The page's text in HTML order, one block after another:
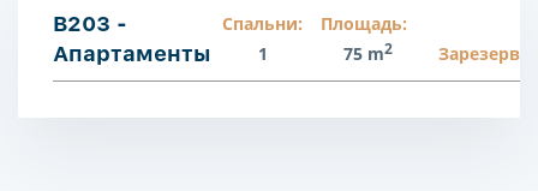
B203 -
Апартаменты
Спальни:
1
Площадь:
75 m2